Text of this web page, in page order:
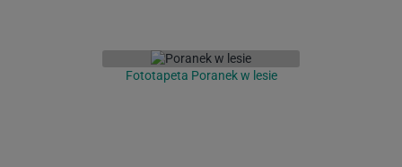
Fototapeta Poranek w lesie